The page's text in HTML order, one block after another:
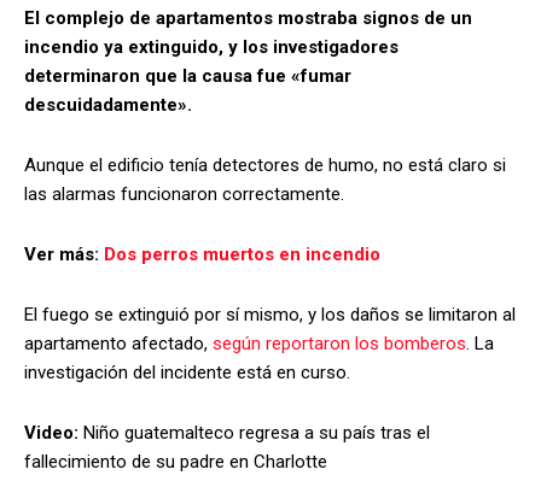
El complejo de apartamentos mostraba signos de un
incendio ya extinguido, y los investigadores
determinaron que la causa fue «fumar
descuidadamente».
Aunque el edificio tenía detectores de humo, no está claro si
las alarmas funcionaron correctamente.
Ver más: Dos perros muertos en incendio
El fuego se extinguió por sí mismo, y los daños se limitaron al
apartamento afectado, según reportaron los bomberos. La
investigación del incidente está en curso.
Video: Niño guatemalteco regresa a su país tras el
fallecimiento de su padre en Charlotte